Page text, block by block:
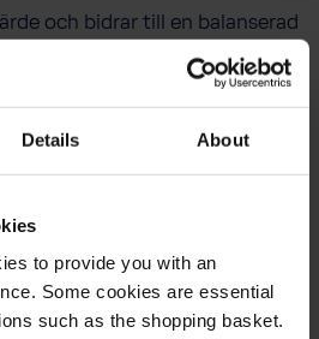
Details About
to provide you with an
Some cookies are essential
such as the shopping basket.
och bidrar till en balanserad
och matsmältningen
vitalitet
ämnen som klor